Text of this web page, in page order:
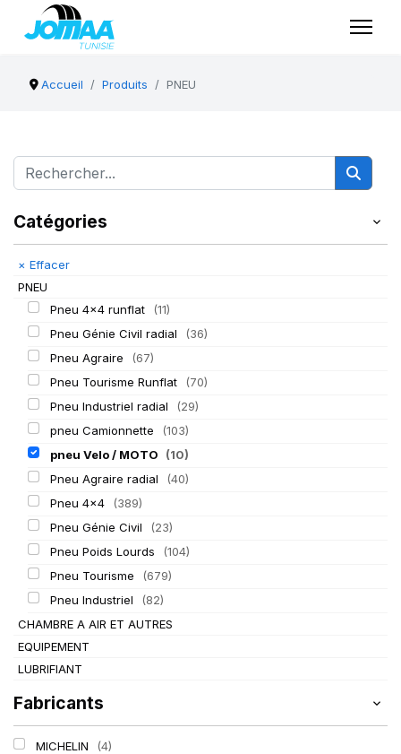
Accueil Produits PNEU
Catégories
× Effacer
PNEU
Pneu 4x4 runflat
(11)
Pneu Génie Civil radial
(36)
Pneu Agraire
(67)
Pneu Tourisme Runflat
(70)
Pneu Industriel radial
(29)
pneu Camionnette
(103)
pneu Velo / MOTO
(10)
Pneu Agraire radial
(40)
Pneu 4x4
(389)
Pneu Génie Civil
(23)
Pneu Poids Lourds
(104)
Pneu Tourisme
(679)
Pneu Industriel
(82)
CHAMBRE A AIR ET AUTRES
EQUIPEMENT
LUBRIFIANT
Fabricants
MICHELIN
(4)